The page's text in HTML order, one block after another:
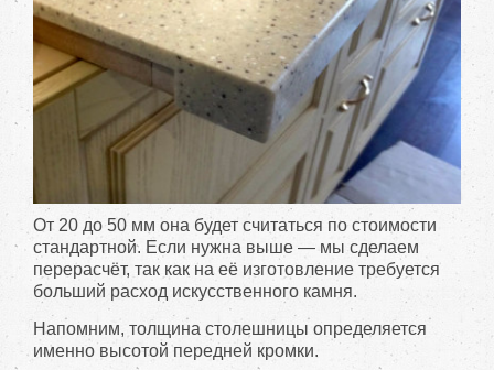
От 20 до 50 мм она будет считаться по стоимости
стандартной. Если нужна выше — мы сделаем
перерасчёт, так как на её изготовление требуется
больший расход искусственного камня.
Напомним, толщина столешницы определяется
именно высотой передней кромки.